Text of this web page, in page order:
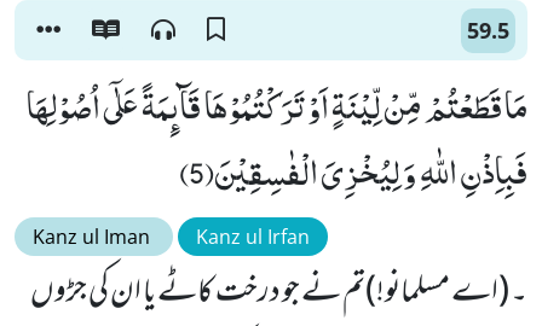
59.5
مَا قَطَعْتُمْ مِّنْ لِّیْنَةٍ اَوْ تَرَكْتُمُوْهَا قَآىٕمَةً عَلٰۤى اُصُوْلِهَا
فَبِاِذْنِ اللّٰهِ وَ لِیُخْزِیَ الْفٰسِقِیْنَ(5)
Kanz ul Iman Kanz ul Irfan
۔ (اے مسلمانو!)تم نے جو درخت کاٹے یا ان کی جڑوں